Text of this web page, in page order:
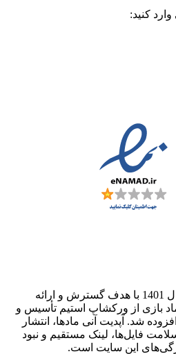
کنید:
وبسایت مادکلاب در بهمن سال 1401 با هدف گسترش و ارائه
بازی از ورکشاپ استیم تأسیس و
افزوده شد. آپدیت آنی مادها، انتشار
فایل‌ها، لینک مستقیم و نبود
این سایت است.